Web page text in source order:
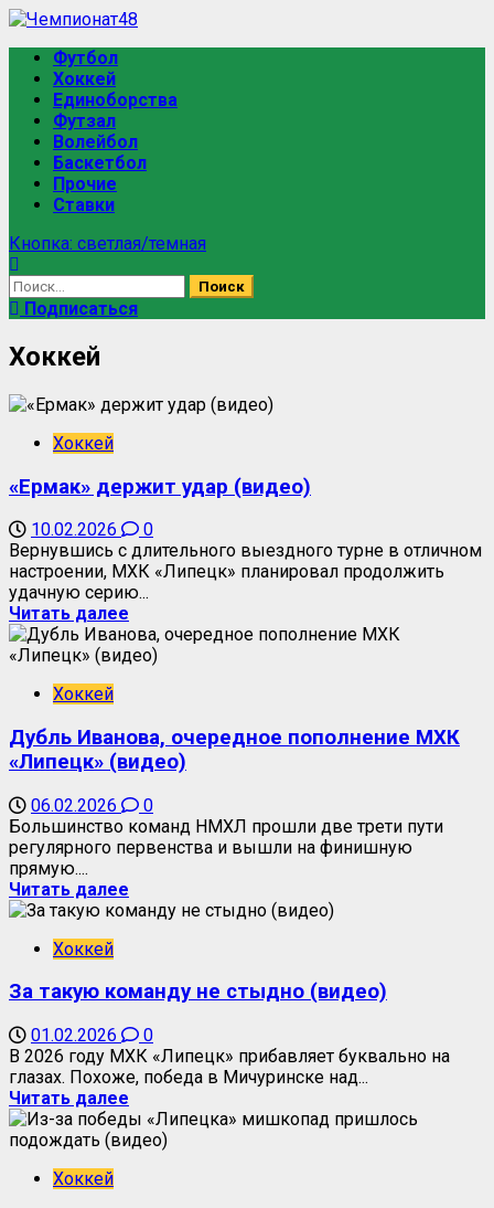
Футбол
Хоккей
Единоборства
Футзал
Волейбол
Баскетбол
Прочие
Ставки
Кнопка: светлая/темная
Подписаться
Хоккей
Хоккей
«Ермак» держит удар (видео)
10.02.2026
0
Вернувшись с длительного выездного турне в отличном
настроении, МХК «Липецк» планировал продолжить
удачную серию...
Читать далее
Хоккей
Дубль Иванова, очередное пополнение МХК
«Липецк» (видео)
06.02.2026
0
Большинство команд НМХЛ прошли две трети пути
регулярного первенства и вышли на финишную
прямую....
Читать далее
Хоккей
За такую команду не стыдно (видео)
01.02.2026
0
В 2026 году МХК «Липецк» прибавляет буквально на
глазах. Похоже, победа в Мичуринске над...
Читать далее
Хоккей